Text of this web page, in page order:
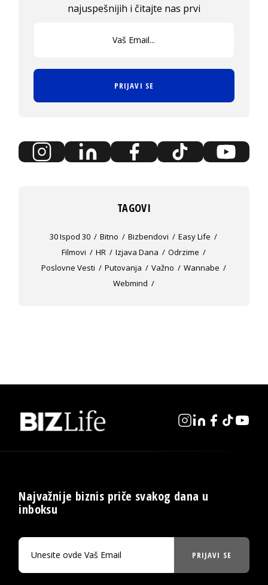
najuspešnijih i čitajte nas prvi
PRIJAVI SE
TAGOVI
30 Ispod 30 Bitno Bizbendovi
Easy Life
Filmovi
HR Izjava Dana
Odrzime
Poslovne Vesti
Putovanja Važno
Wannabe
Webmind
Najvažnije biznis priče svakog dana u
inboksu
PRIJAVI SE